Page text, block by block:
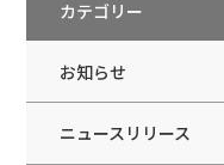
カテゴリー
お知らせ
ニュースリリース